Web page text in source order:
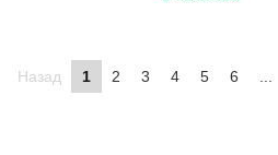
Назад 1 2 3 4 5 6